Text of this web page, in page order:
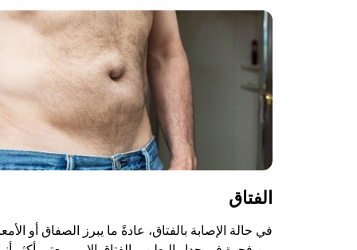
الفتاق
في حالة الإصابة بالفتاق، عادةً ما يبرز الصفاق أو